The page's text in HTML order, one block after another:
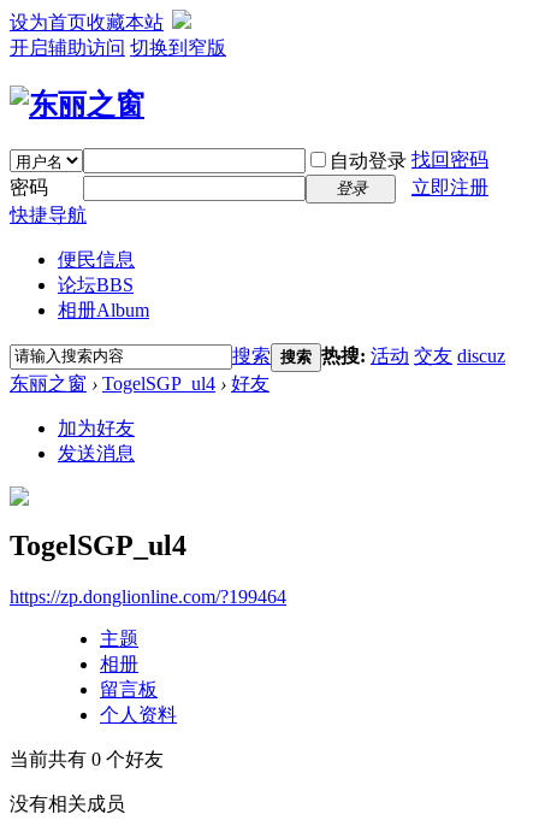
设为首页收藏本站
开启辅助访问 切换到窄版
自动登录 找回密码
密码
登录
立即注册
快捷导航
便民信息
论坛BBS
相册Album
搜索 搜索 热搜: 活动 交友 discuz
东丽之窗 › TogelSGP_ul4 › 好友
加为好友
发送消息
TogelSGP_ul4
https://zp.donglionline.com/?199464
主题
相册
留言板
个人资料
当前共有 0 个好友
没有相关成员